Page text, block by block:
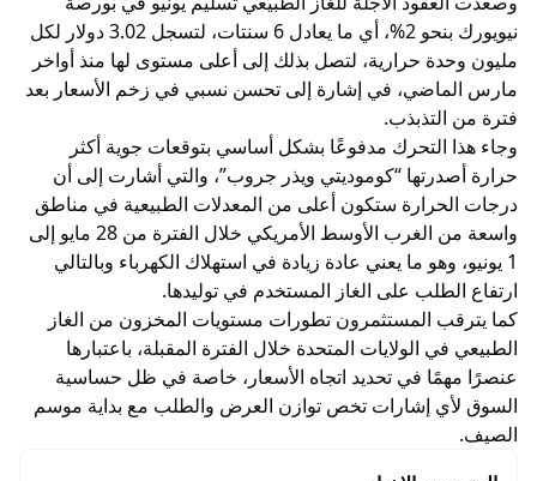
نيويورك بنحو 2%، أي ما يعادل 6 سنتات، لتسجل 3.02 دولار لكل
مليون وحدة حرارية، لتصل بذلك إلى أعلى مستوى لها منذ أواخر
مارس الماضي، في إشارة إلى تحسن نسبي في زخم الأسعار بعد
فترة من التذبذب.
وجاء هذا التحرك مدفوعًا بشكل أساسي بتوقعات جوية أكثر
حرارة أصدرتها “كوموديتي ويذر جروب”، والتي أشارت إلى أن
درجات الحرارة ستكون أعلى من المعدلات الطبيعية في مناطق
واسعة من الغرب الأوسط الأمريكي خلال الفترة من 28 مايو إلى
1 يونيو، وهو ما يعني عادة زيادة في استهلاك الكهرباء وبالتالي
ارتفاع الطلب على الغاز المستخدم في توليدها.
كما يترقب المستثمرون تطورات مستويات المخزون من الغاز
الطبيعي في الولايات المتحدة خلال الفترة المقبلة، باعتبارها
عنصرًا مهمًا في تحديد اتجاه الأسعار، خاصة في ظل حساسية
السوق لأي إشارات تخص توازن العرض والطلب مع بداية موسم
الصيف.